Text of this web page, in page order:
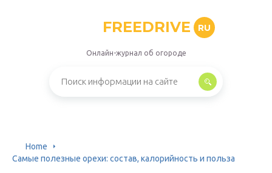
FREEDRIVE RU
Онлайн-журнал об огороде
Home
Самые полезные орехи: состав, калорийность и польза